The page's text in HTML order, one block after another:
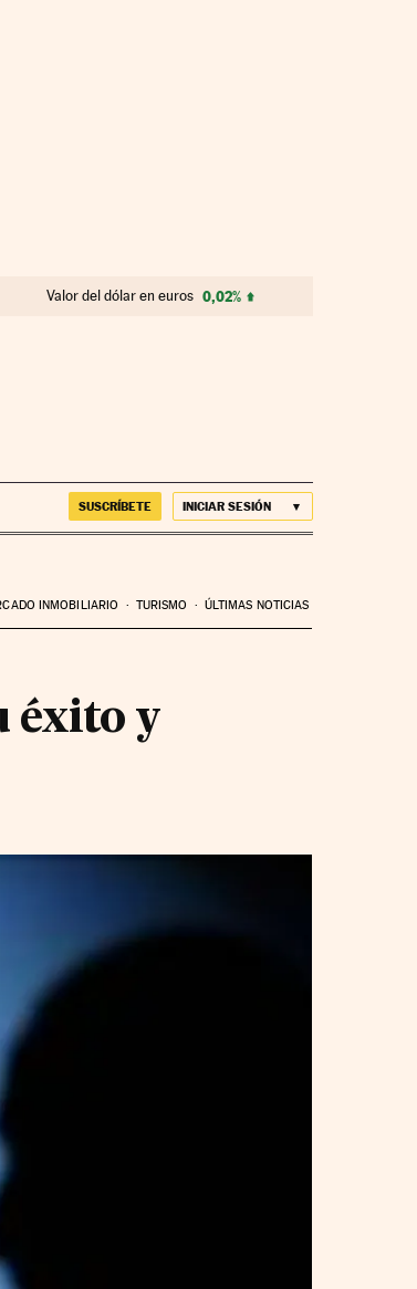
Valor del dólar en euros 0,02%
SUSCRÍBETE INICIAR SESIÓN
INMOBILIARIO TURISMO ÚLTIMAS NOTICIAS
éxito y